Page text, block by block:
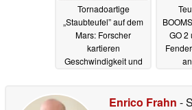
Tornadoartige
„Staubteufel” auf dem
Mars: Forscher
kartieren
Geschwindigkeit und
GO 2
an
Enrico Frahn -